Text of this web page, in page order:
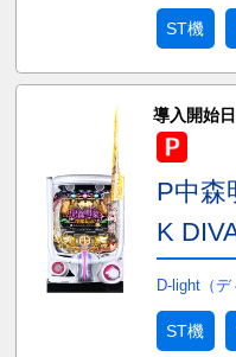
ST機
導入開始日
P中森
K
D-light（デ
ST機